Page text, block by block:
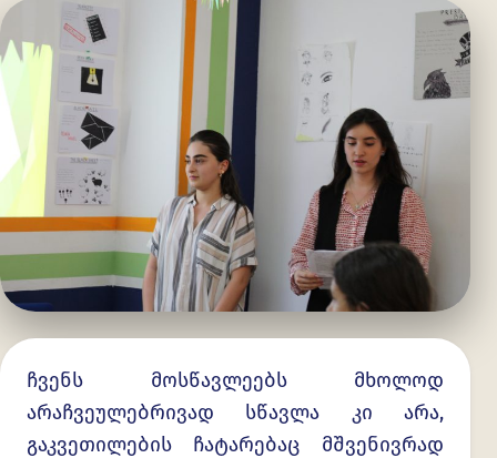
ჩვენს მოსწავლეებს მხოლოდ
არაჩვეულებრივად სწავლა კი არა,
გაკვეთილების ჩატარებაც მშვენივრად